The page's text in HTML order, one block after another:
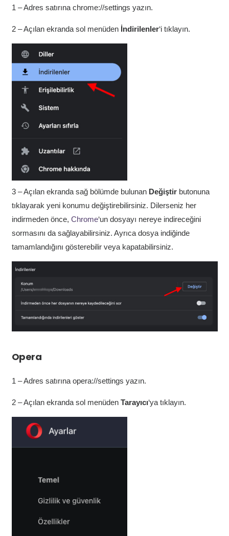
1 – Adres satırına chrome://settings yazın.
2 – Açılan ekranda sol menüden İndirilenler‘i tıklayın.
3 – Açılan ekranda sağ bölümde bulunan Değiştirbutonuna
tıklayarak yeni konumu değiştirebilirsiniz. Dilerseniz her
indirmeden önce, Chrome‘un dosyayı nereye indireceğini
sormasını da sağlayabilirsiniz. Ayrıca dosya indiğinde
tamamlandığını gösterebilir veya kapatabilirsiniz.
Opera
1 – Adres satırına opera://settings yazın.
2 – Açılan ekranda sol menüden Tarayıcı‘ya tıklayın.